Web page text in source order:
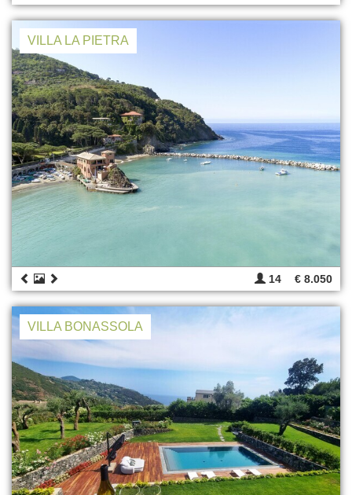
VILLA LA PIETRA
14 € 8.050
VILLA BONASSOLA